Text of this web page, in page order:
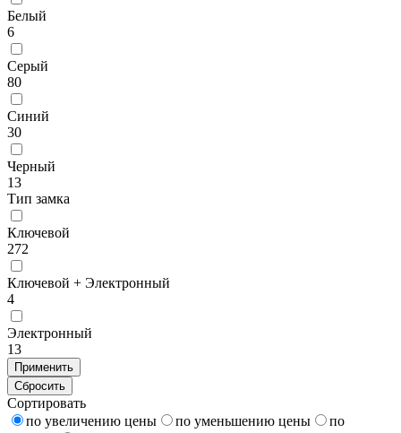
Белый
6
Серый
80
Синий
30
Черный
13
Тип замка
Ключевой
272
Ключевой + Электронный
4
Электронный
13
Применить
Сбросить
Сортировать
по увеличению цены
по уменьшению цены
по